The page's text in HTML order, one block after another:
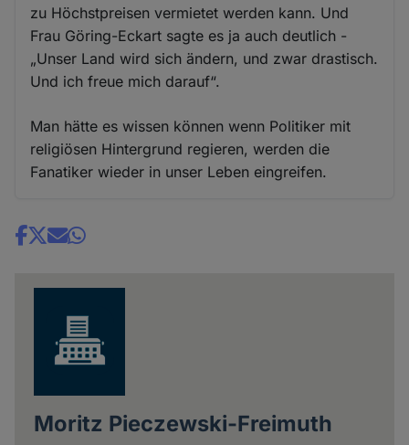
zu Höchstpreisen vermietet werden kann. Und
Frau Göring-Eckart sagte es ja auch deutlich -
„Unser Land wird sich ändern, und zwar drastisch.
Und ich freue mich darauf“.
Man hätte es wissen können wenn Politiker mit
religiösen Hintergrund regieren, werden die
Fanatiker wieder in unser Leben eingreifen.
Share
Moritz Pieczewski-Freimuth